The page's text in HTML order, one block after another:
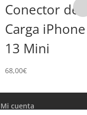
Conector de
Carga iPhone
13 Mini
68,00€
Mi cuenta